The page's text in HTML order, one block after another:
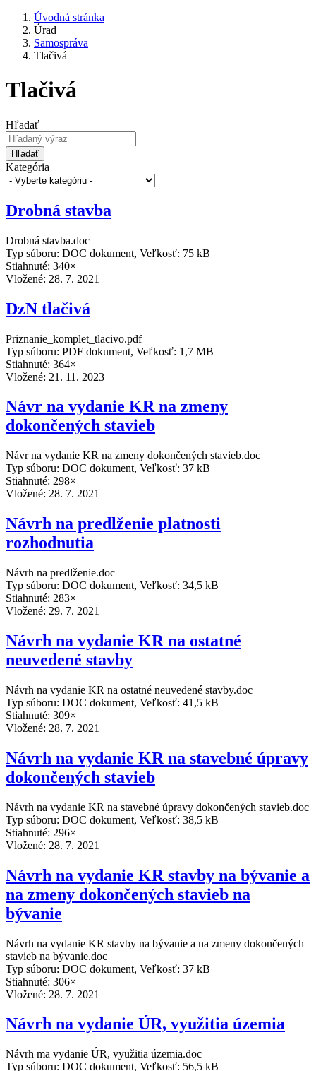
Úvodná stránka
Úrad
Samospráva
Tlačivá
Tlačivá
Hľadať
Hľadať
Kategória
Drobná stavba
Drobná stavba.doc
Typ súboru: DOC dokument, Veľkosť: 75 kB
Stiahnuté: 340×
Vložené: 28. 7. 2021
DzN tlačivá
Priznanie_komplet_tlacivo.pdf
Typ súboru: PDF dokument, Veľkosť: 1,7 MB
Stiahnuté: 364×
Vložené: 21. 11. 2023
Návr na vydanie KR na zmeny
dokončených stavieb
Návr na vydanie KR na zmeny dokončených stavieb.doc
Typ súboru: DOC dokument, Veľkosť: 37 kB
Stiahnuté: 298×
Vložené: 28. 7. 2021
Návrh na predlženie platnosti
rozhodnutia
Návrh na predlženie.doc
Typ súboru: DOC dokument, Veľkosť: 34,5 kB
Stiahnuté: 283×
Vložené: 29. 7. 2021
Návrh na vydanie KR na ostatné
neuvedené stavby
Návrh na vydanie KR na ostatné neuvedené stavby.doc
Typ súboru: DOC dokument, Veľkosť: 41,5 kB
Stiahnuté: 309×
Vložené: 28. 7. 2021
Návrh na vydanie KR na stavebné úpravy
dokončených stavieb
Návrh na vydanie KR na stavebné úpravy dokončených stavieb.doc
Typ súboru: DOC dokument, Veľkosť: 38,5 kB
Stiahnuté: 296×
Vložené: 28. 7. 2021
Návrh na vydanie KR stavby na bývanie a
na zmeny dokončených stavieb na
bývanie
Návrh na vydanie KR stavby na bývanie a na zmeny dokončených
stavieb na bývanie.doc
Typ súboru: DOC dokument, Veľkosť: 37 kB
Stiahnuté: 306×
Vložené: 28. 7. 2021
Návrh na vydanie ÚR, využitia územia
Návrh ma vydanie ÚR, využitia územia.doc
Typ súboru: DOC dokument, Veľkosť: 56,5 kB